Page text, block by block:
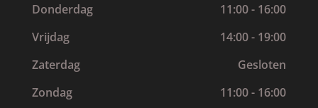
Donderdag
11:00 - 16:00
Vrijdag
14:00 - 19:00
Zaterdag
Gesloten
Zondag
11:00 - 16:00